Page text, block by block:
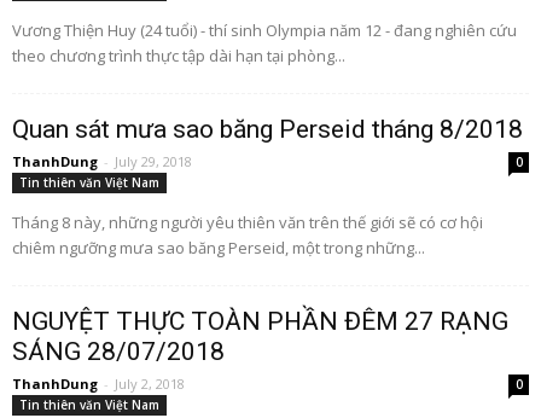
Vương Thiện Huy (24 tuổi) - thí sinh Olympia năm 12 - đang nghiên cứu
theo chương trình thực tập dài hạn tại phòng...
Quan sát mưa sao băng Perseid tháng 8/2018
ThanhDung - July 29, 2018
0
Tin thiên văn Việt Nam
Tháng 8 này, những người yêu thiên văn trên thế giới sẽ có cơ hội
chiêm ngưỡng mưa sao băng Perseid, một trong những...
NGUYỆT THỰC TOÀN PHẦN ĐÊM 27 RẠNG
SÁNG 28/07/2018
ThanhDung - July 2, 2018
0
Tin thiên văn Việt Nam